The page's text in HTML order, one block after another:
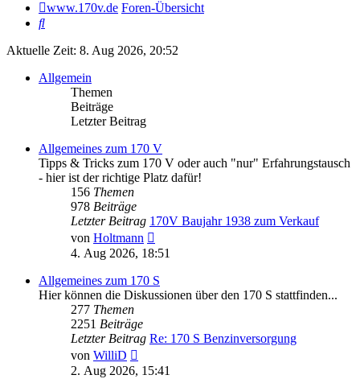
www.170v.de Foren-Übersicht
Suche
Aktuelle Zeit: 8. Aug 2026, 20:52
Allgemein
Themen
Beiträge
Letzter Beitrag
Allgemeines zum 170 V
Tipps & Tricks zum 170 V oder auch "nur" Erfahrungstausch
- hier ist der richtige Platz dafür!
156 Themen
978 Beiträge
Letzter Beitrag 170V Baujahr 1938 zum Verkauf
von Holtmann
Beitrag
4. Aug 2026, 18:51
Allgemeines zum 170 S
Hier können die Diskussionen über den 170 S stattfinden...
277 Themen
2251 Beiträge
Letzter Beitrag Re: 170 S Benzinversorgung
von WilliD
Beitrag
2. Aug 2026, 15:41